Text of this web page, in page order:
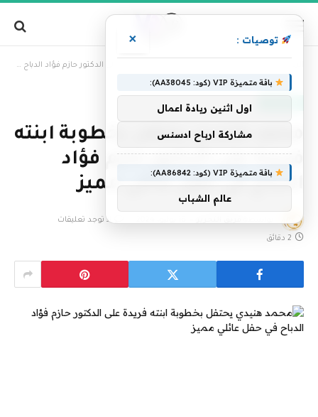
محمد هنيدي يحتفل بخطوبة ابنته فريدة على الدكتور حازم فؤاد الدباح في حفل عائلي مميز
محمد هنيدي يحتفل بخطوبة ابنته
فريدة على الدكتور حازم فؤاد
الدباح في حفل عائلي مميز
لا توجد تعليقات
2 دقائق
توصيات : ×
باقة متميزة VIP (كود: AA38045):
اول اثنين ريادة اعمال
مشاركة ارباح ادسنس
باقة متميزة VIP (كود: AA86842):
عالم الشباب